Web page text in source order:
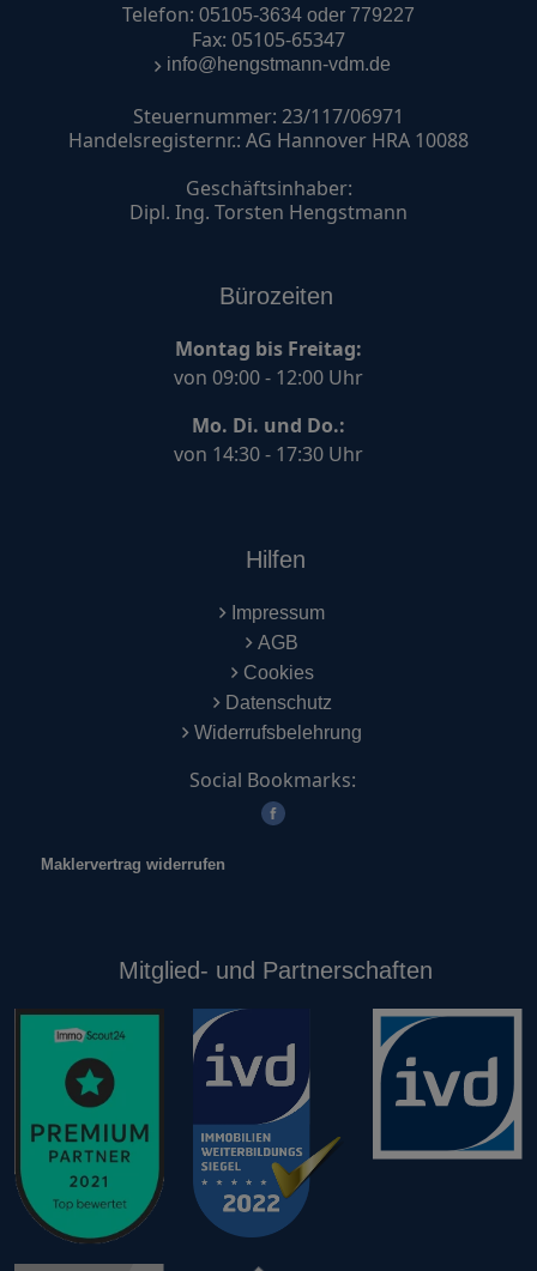
Telefon: 05105-3634 oder 779227
Fax: 05105-65347
info@hengstmann-vdm.de
Steuernummer: 23/117/06971
Handelsregisternr.: AG Hannover HRA 10088
Geschäftsinhaber:
Dipl. Ing. Torsten Hengstmann
Bürozeiten
Montag bis Freitag:
von 09:00 - 12:00 Uhr
Mo. Di. und Do.:
von 14:30 - 17:30 Uhr
Hilfen
Impressum
AGB
Cookies
Datenschutz
Widerrufsbelehrung
Social Bookmarks:
Maklervertrag widerrufen
Mitglied- und Partnerschaften